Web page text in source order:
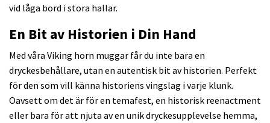
vid låga bord i stora hallar.
En Bit av Historien i Din Hand
Med våra Viking horn muggar får du inte bara en
dryckesbehållare, utan en autentisk bit av historien. Perfekt
för den som vill känna historiens vingslag i varje klunk.
Oavsett om det är för en temafest, en historisk reenactment
eller bara för att njuta av en unik dryckesupplevelse hemma,